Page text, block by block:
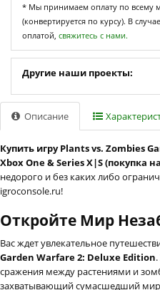
* Мы принимаем оплату по всему
(конвертируется по курсу). В
оплатой, свяжитесь с нами.
Другие наши проекты:
Описание
Купить игру Plants vs. Zombies
Xbox One & Series X|S (покупка
недорого и без каких либо
igroconsole.ru!
Откройте Мир
Вас ждет увлекательное
Garden Warfare 2: Deluxe Edition
сражения между растениями и
захватывающий сумасшедший